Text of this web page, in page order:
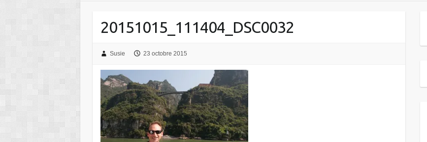
20151015_111404_DSC0032
Susie 23 octobre 2015